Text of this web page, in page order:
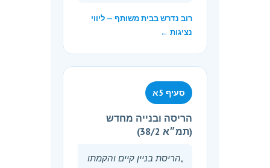
מהדירות בבית המשותף, בדבר
הוצאת חלקים מהרכוש
עבודה.
עבודה שמטרתה בניית דירה
חדשה
(א) ביצוע עבודה ברכוש
רוב נדרש בבית משותף — ליווי
נציגות ←
סעיף 5א
הריסה ובנייה מחדש
(תמ״א 38/2)
„הריסת בניין קיים והקמתו